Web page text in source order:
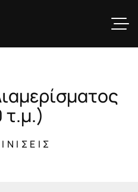
ιαμερίσματος
τ.μ.)